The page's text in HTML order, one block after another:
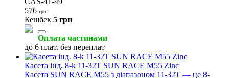
576 грн.
Кешбек 5 грн
Оплата частинами
до 6 плат. без переплат
Касета інд. 8-k 11-32T SUN RACE M55 Zinc
Касета SUN RACE M55 з діапазоном 11-32T — це 8-